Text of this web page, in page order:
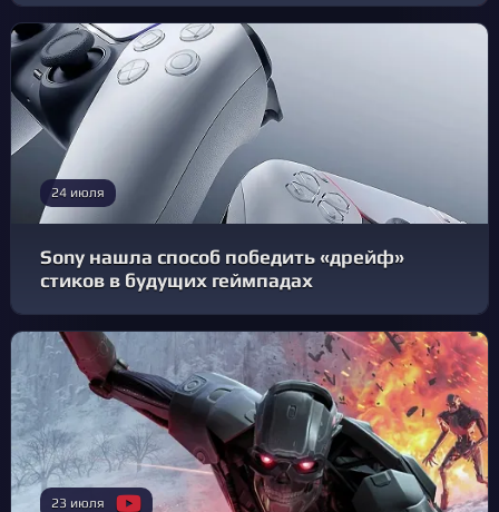
24 июля
Sony нашла способ победить «дрейф»
стиков в будущих геймпадах
23 июля